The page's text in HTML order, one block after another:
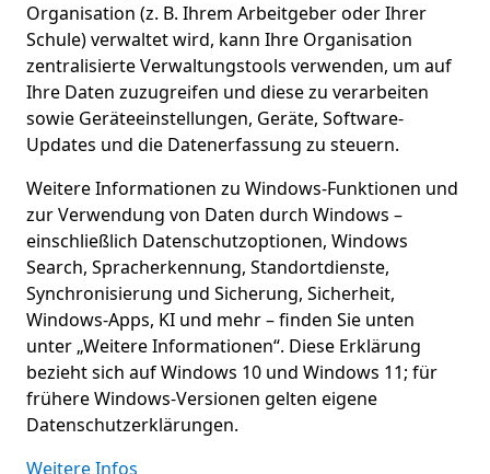
Organisation (z. B. Ihrem Arbeitgeber oder Ihrer
Schule) verwaltet wird, kann Ihre Organisation
zentralisierte Verwaltungstools verwenden, um auf
Ihre Daten zuzugreifen und diese zu verarbeiten
sowie Geräteeinstellungen, Geräte, Software-
Updates und die Datenerfassung zu steuern.
Weitere Informationen zu Windows-Funktionen und
zur Verwendung von Daten durch Windows –
einschließlich Datenschutzoptionen, Windows
Search, Spracherkennung, Standortdienste,
Synchronisierung und Sicherung, Sicherheit,
Windows-Apps, KI und mehr – finden Sie unten
unter „Weitere Informationen“. Diese Erklärung
bezieht sich auf Windows 10 und Windows 11; für
frühere Windows-Versionen gelten eigene
Datenschutzerklärungen.
Weitere Infos